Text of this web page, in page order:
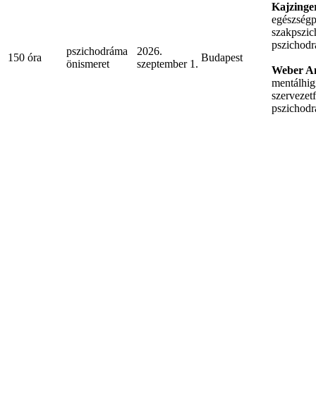
150 óra
pszichodráma
önismeret
2026.
szeptember 1.
Budapest
Weber